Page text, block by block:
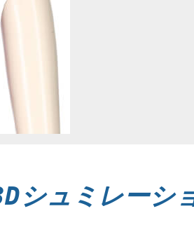
シュミレーシ